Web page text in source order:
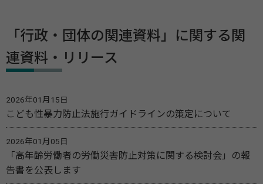
「行政・団体の関連資料」に関する関
連資料・リリース
2026年01月15日
こども性暴力防止法施行ガイドラインの策定について
2026年01月05日
「高年齢労働者の労働災害防止対策に関する検討会」の報
告書を公表します